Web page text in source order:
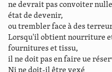
ne devrait pas convoiter
état de devenir,
ou trembler face à des
Lorsqu'il obtient nourriture
fournitures et tissu,
il ne doit pas en faire ue
Ni ne doit-il être vexé